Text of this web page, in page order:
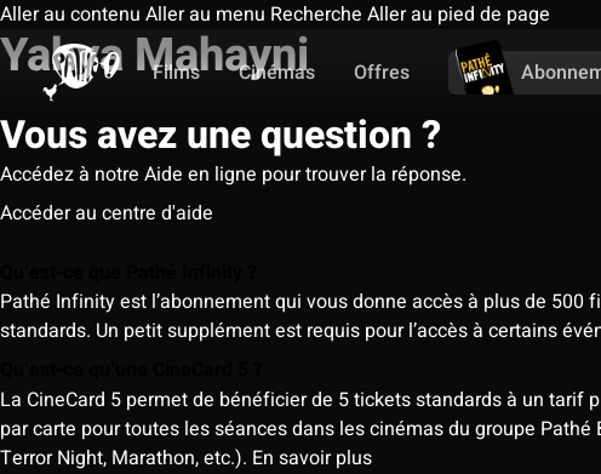
Aller au contenu Aller au menu Recherche Aller au pied de page
Films
Cinémas Offres
Yahya Mahayni
Vous avez une question ?
Accédez à notre Aide en ligne pour trouver la réponse.
Accéder au centre d'aide
Pathé Infinity est l’abonnement qui vous donne accès à plus de
standards. Un petit supplément est requis pour l’accès à certains
La CineCard 5 permet de bénéficier de 5 tickets standards à un
par carte pour toutes les séances dans les cinémas du groupe
Terror Night, Marathon, etc.). En savoir plus